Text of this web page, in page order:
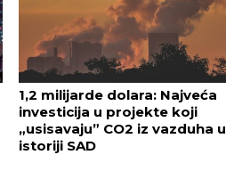
1,2 milijarde dolara: Najveća
investicija u projekte koji
„usisavaju” CO2 iz vazduha u
istoriji SAD